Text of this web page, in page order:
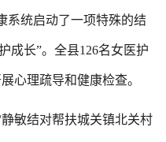
统启动了一项特殊的结
成长”。全县126名女医护
心理疏导和健康检查。
敏结对帮扶城关镇北关村